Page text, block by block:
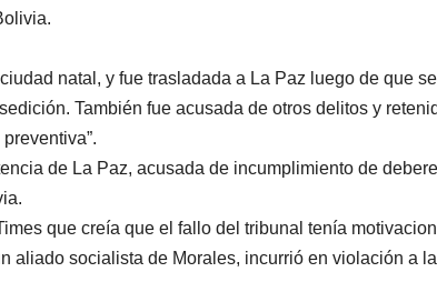
natal, y fue trasladada a La Paz luego de que se
También fue acusada de otros delitos y
de La Paz, acusada de incumplimiento de
que creía que el fallo del tribunal tenía
aliado socialista de Morales, incurrió en violación a